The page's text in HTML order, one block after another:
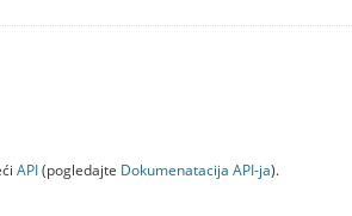
API(pogledajte Dokumenаtаcijа API-jа).